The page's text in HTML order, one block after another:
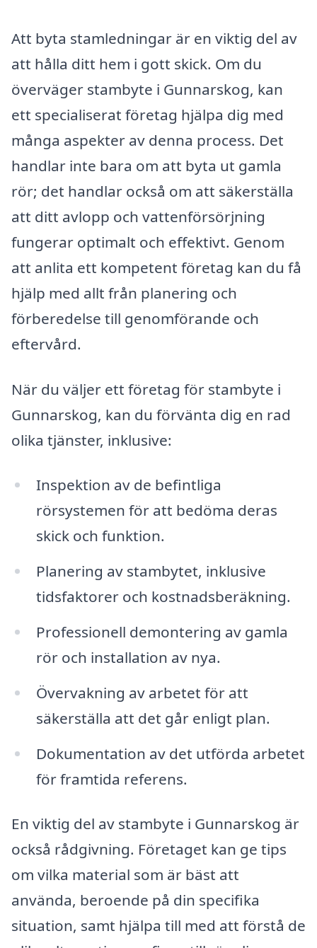
Att byta stamledningar är en viktig del av
att hålla ditt hem i gott skick. Om du
överväger stambyte i Gunnarskog, kan
ett specialiserat företag hjälpa dig med
många aspekter av denna process. Det
handlar inte bara om att byta ut gamla
rör; det handlar också om att säkerställa
att ditt avlopp och vattenförsörjning
fungerar optimalt och effektivt. Genom
att anlita ett kompetent företag kan du få
hjälp med allt från planering och
förberedelse till genomförande och
eftervård.
När du väljer ett företag för stambyte i
Gunnarskog, kan du förvänta dig en rad
olika tjänster, inklusive:
Inspektion av de befintliga
rörsystemen för att bedöma deras
skick och funktion.
Planering av stambytet, inklusive
tidsfaktorer och kostnadsberäkning.
Professionell demontering av gamla
rör och installation av nya.
Övervakning av arbetet för att
säkerställa att det går enligt plan.
Dokumentation av det utförda arbetet
för framtida referens.
En viktig del av stambyte i Gunnarskog är
också rådgivning. Företaget kan ge tips
om vilka material som är bäst att
använda, beroende på din specifika
situation, samt hjälpa till med att förstå de